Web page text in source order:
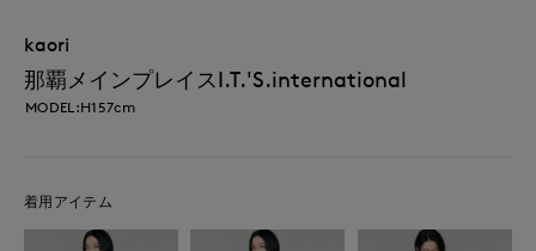
kaori
那覇メインプレイスI.T.'S.international
MODEL:H157cm
着用アイテム